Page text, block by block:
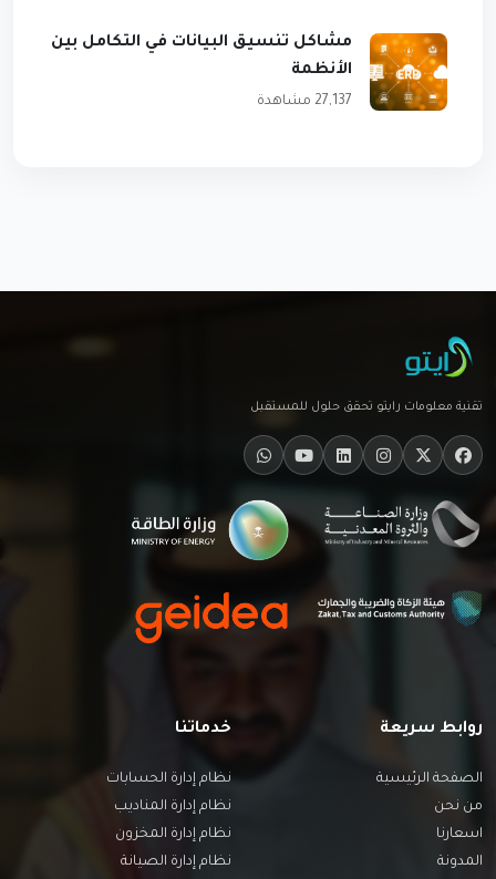
مشاكل تنسيق البيانات في التكامل بين
الأنظمة
27,137 مشاهدة
تقنية معلومات رايتو تحقق حلول للمستقبل
روابط سريعة
الصفحة الرئيسية
من نحن
اسعارنا
المدونة
خدماتنا
نظام إدارة الحسابات
نظام إدارة المناديب
نظام إدارة المخزون
نظام إدارة الصيانة